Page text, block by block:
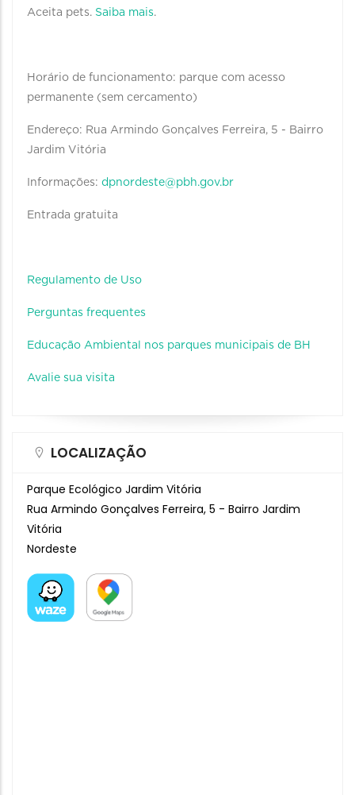
Aceita pets. Saiba mais.
Horário de funcionamento: parque com acesso
permanente (sem cercamento)
Endereço: Rua Armindo Gonçalves Ferreira, 5 - Bairro
Jardim Vitória
Informações: dpnordeste@pbh.gov.br
Entrada gratuita
Regulamento de Uso
Perguntas frequentes
Educação Ambiental nos parques municipais de BH
Avalie sua visita
LOCALIZAÇÃO
Parque Ecológico Jardim Vitória
Rua Armindo Gonçalves Ferreira, 5 - Bairro Jardim
Vitória
Nordeste